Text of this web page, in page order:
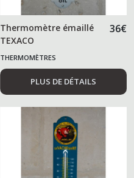
Thermomètre émaillé
TEXACO
36€
THERMOMÈTRES
PLUS DE DÉTAILS